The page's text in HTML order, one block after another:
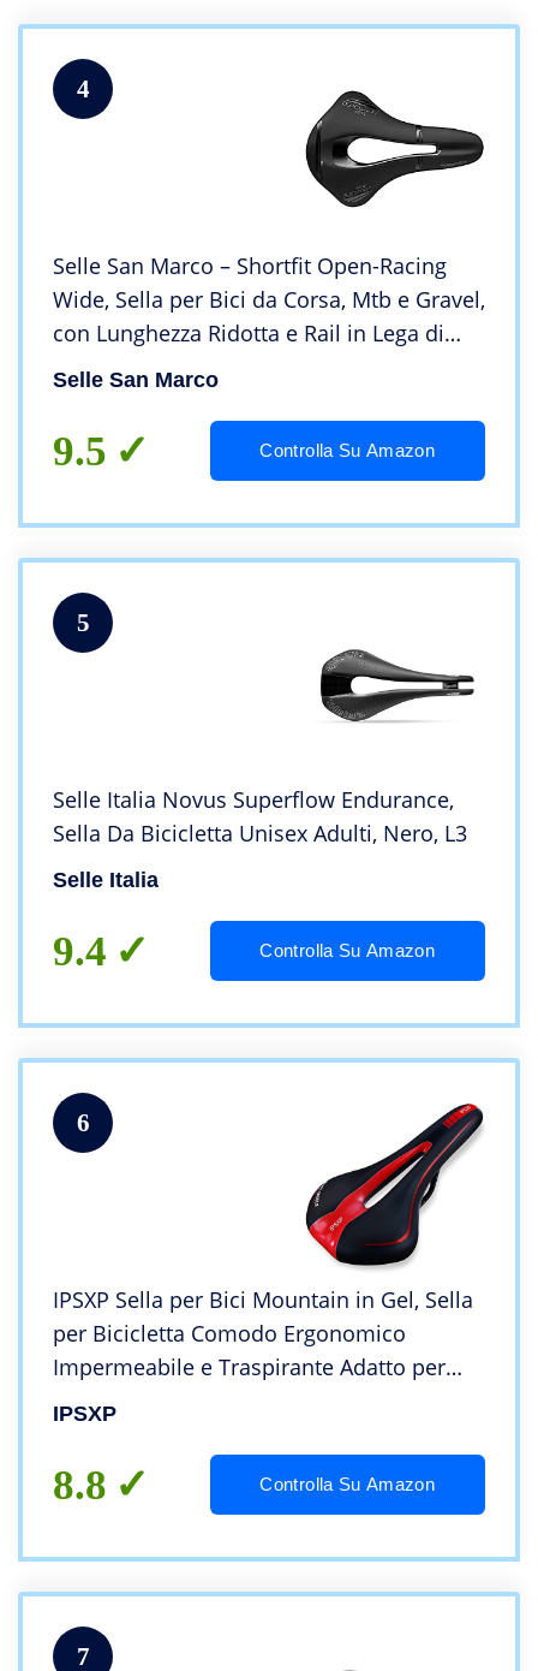
4
Selle San Marco – Shortfit Open-Racing
Wide, Sella per Bici da Corsa, Mtb e Gravel,
con Lunghezza Ridotta e Rail in Lega di
Acciaio – Nera
Selle San Marco
9.5 Controlla Su Amazon
5
Selle Italia Novus Superflow Endurance,
Sella Da Bicicletta Unisex Adulti, Nero, L3
Selle Italia
9.4 Controlla Su Amazon
6
IPSXP Sella per Bici Mountain in Gel, Sella
per Bicicletta Comodo Ergonomico
Impermeabile e Traspirante Adatto per
Mountain Bike (Nero e Rosso)
IPSXP
8.8 Controlla Su Amazon
7